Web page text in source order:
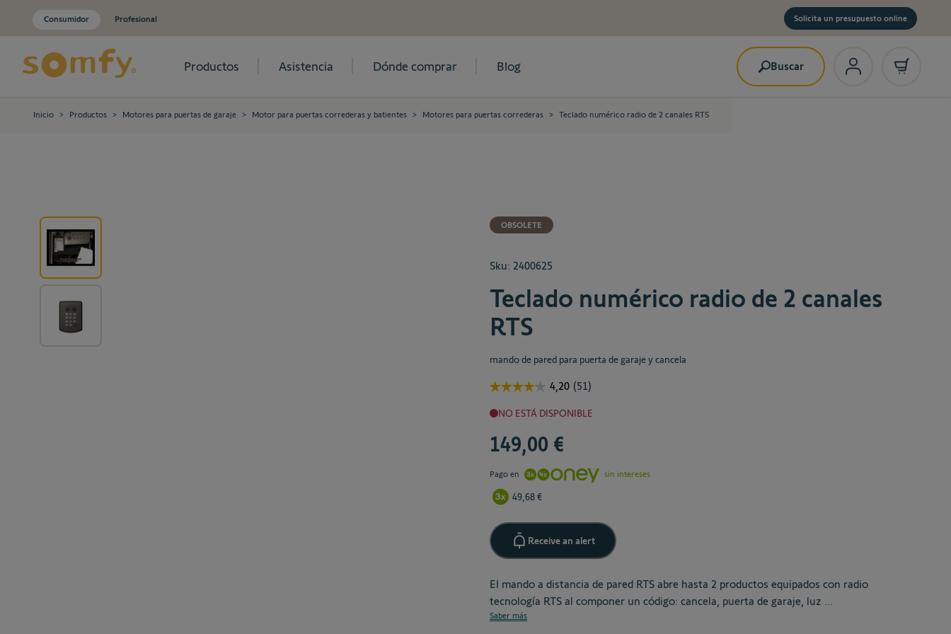
Consumidor Profesional Solicita un presupuesto online
Productos Asistencia Dónde comprar Blog Buscar
Inicio > Productos > Motores para puertas de garaje > Motor para puertas correderas y batientes > Motores para puertas correderas > Teclado numérico radio de 2 canales RTS
View larger image
View larger image
OBSOLETE
Sku: 2400625
Teclado numérico radio de 2 canales
RTS
mando de pared para puerta de garaje y cancela
NO ESTÁ DISPONIBLE
149,00 €
Pago en sin intereses
49,68 €
Receive an alert
El mando a distancia de pared RTS abre hasta 2 productos equipados con radio
tecnología RTS al componer un código: cancela, puerta de garaje, luz ...
Saber más